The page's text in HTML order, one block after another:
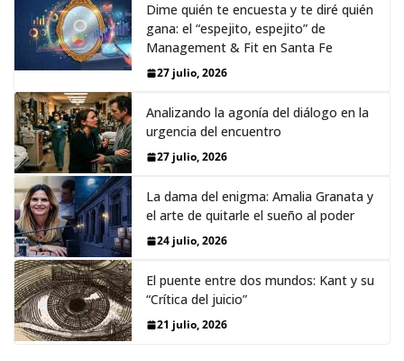
Dime quién te encuesta y te diré quién
gana: el “espejito, espejito” de
Management & Fit en Santa Fe
27 julio, 2026
Analizando la agonía del diálogo en la
urgencia del encuentro
27 julio, 2026
La dama del enigma: Amalia Granata y
el arte de quitarle el sueño al poder
24 julio, 2026
El puente entre dos mundos: Kant y su
“Crítica del juicio”
21 julio, 2026